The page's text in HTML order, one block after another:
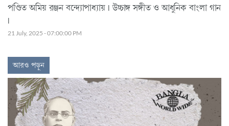
পণ্ডিত অমিয় রঞ্জন বন্দ্যোপাধ্যায় | উচ্চাঙ্গ সঙ্গীত ও আধুনিক বাংলা গান
|
21 July, 2025 - 07:00:00 PM
আরও পড়ুন